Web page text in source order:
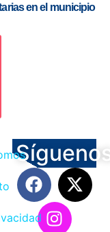
en el municipio